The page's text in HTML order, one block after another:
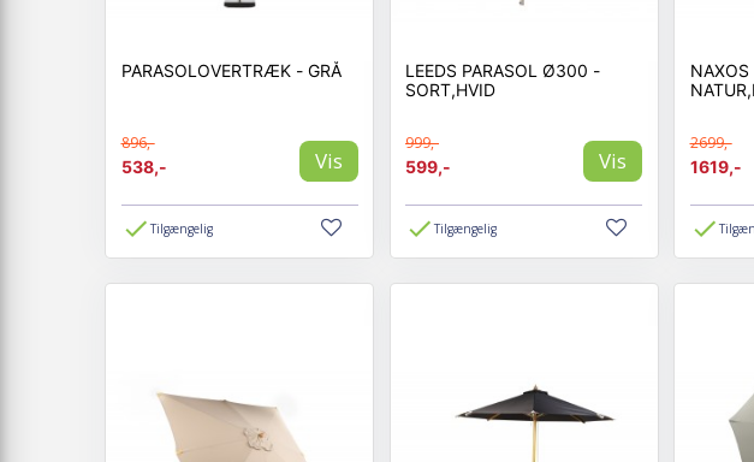
PARASOLOVERTRÆK - GRÅ
896,-
538,-
Vis
Tilgængelig
LEEDS PARASOL Ø300 -
SORT,HVID
999,-
599,-
Vis
Tilgængelig
NAXOS
2699,-
1619,-